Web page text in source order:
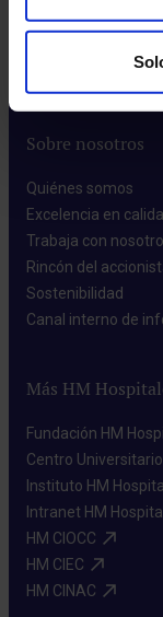
Sobre nosotros
Quiénes somos​
Excelencia en
Trabaja con
Rincón del
Sostenibilidad​
Canal interno de
Más HM
Fundación HM
Centro Universitario
Instituto HM
Intranet HM
HM CIOCC​
HM CIEC​
HM CINAC​